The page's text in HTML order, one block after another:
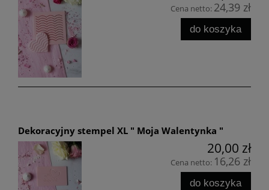
Cena netto: 24,39 zł
do koszyka
Dekoracyjny stempel XL " Moja Walentynka "
20,00 zł
Cena netto: 16,26 zł
do koszyka